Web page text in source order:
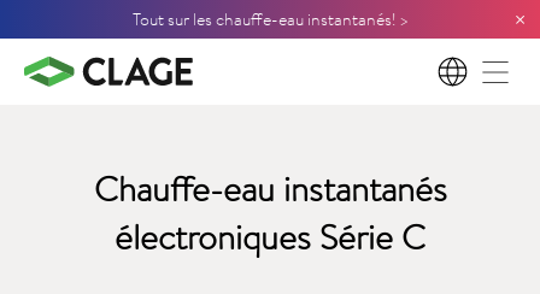
Tout sur les chauffe-eau instantanés! > ×
FR
Chauffe-eau instantanés
électroniques Série C